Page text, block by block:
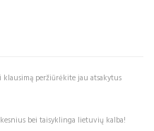
klausimą peržiūrėkite jau atsakytus
bei taisyklinga lietuvių kalba!